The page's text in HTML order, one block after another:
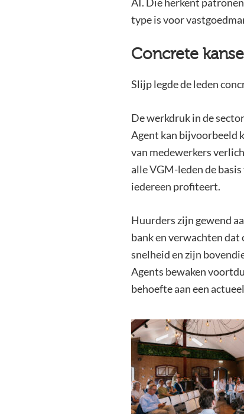
AI. Die herkent
type is voor
Concrete
Slijp legde de leden
De werkdruk in de
Agent kan bijvoorbeeld
van medewerkers
alle VGM-leden de
iedereen profiteert.
Huurders zijn gewend
bank en verwachten dat
snelheid en zijn
Agents bewaken
behoefte aan een